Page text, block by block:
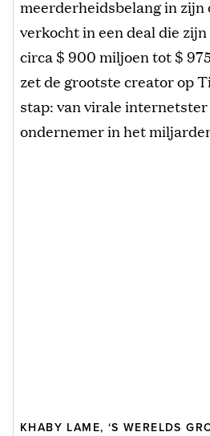
meerderheidsbelang in zijn
verkocht in een deal die
circa $ 900 miljoen tot $
zet de grootste creator op
stap: van virale
ondernemer in het
KHABY LAME, ‘S WERELDS